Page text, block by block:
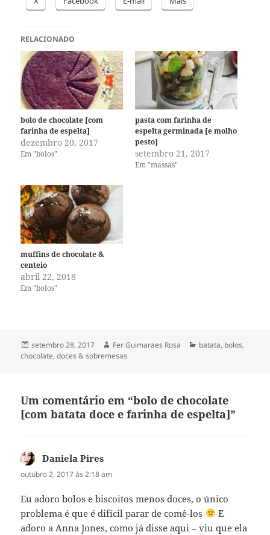
RELACIONADO
bolo de chocolate [com
farinha de espelta]
dezembro 20, 2017
Em "bolos"
pasta com farinha de
espelta germinada [e molho
pesto]
setembro 21, 2017
Em "massas"
muffins de chocolate &
centeio
abril 22, 2018
Em "bolos"
Publicado
em
setembro 28, 2017 Autor
Fer Guimaraes Rosa Categorias
batata, bolos,
chocolate,doces & sobremesas
Um comentário em “bolo de chocolate
[com batata doce e farinha de espelta]”
Daniela Pires
outubro 2, 2017 às 2:18 am
Eu adoro bolos e biscoitos menos doces, o único
problema é que é difícil parar de comê-los
E
adoro a Anna Jones, como já disse aqui – viu que ela